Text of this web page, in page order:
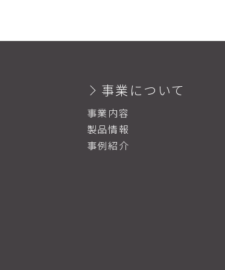
事業について
事業内容
製品情報
事例紹介